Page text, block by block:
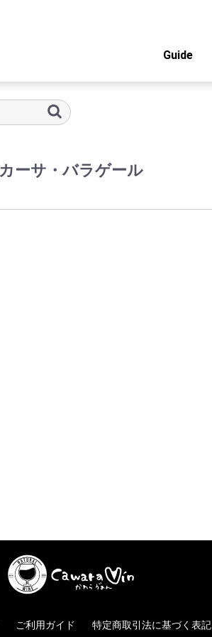
Guide
カーサ・バラゲール
ご利用ガイド 特定商取引法に基づく表記